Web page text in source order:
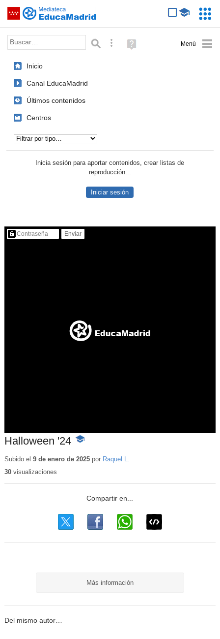
Saltar navegación
Palabra o frase: Búsqueda avanzada
Ayuda
(en
Inicio
Canal EducaMadrid
Últimos contenidos
Centros
Inicia sesión para aportar contenidos, crear listas de
reproducción...
Iniciar sesión
Contenido protegido…
Halloween '24 -
educativo
Subido el 9 de enero de 2025por Raquel L.
30visualizaciones
Más información
Del mismo autor…